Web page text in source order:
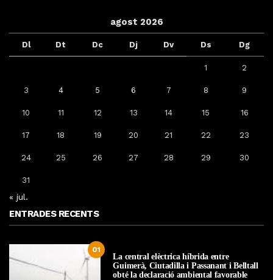
agost 2026
Dl Dt Dc Dj Dv Ds Dg
1 2
3 4 5 6 7 8 9
10 11 12 13 14 15 16
17 18 19 20 21 22 23
24 25 26 27 28 29 30
31
« jul.
ENTRADES RECENTS
01
La central elèctrica híbrida entre
Guimerà, Ciutadilla i Passanant i Belltall
obté la declaració ambiental favorable